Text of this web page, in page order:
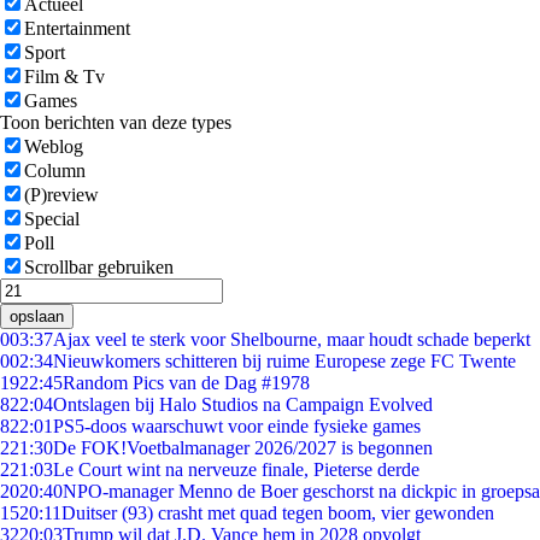
Actueel
Entertainment
Sport
Film & Tv
Games
Toon berichten van deze types
Weblog
Column
(P)review
Special
Poll
Scrollbar gebruiken
opslaan
003:37Ajax veel te sterk voor Shelbourne, maar houdt schade beperkt
002:34Nieuwkomers schitteren bij ruime Europese zege FC Twente
1922:45Random Pics van de Dag #1978
822:04Ontslagen bij Halo Studios na Campaign Evolved
822:01PS5-doos waarschuwt voor einde fysieke games
221:30De FOK!Voetbalmanager 2026/2027 is begonnen
221:03Le Court wint na nerveuze finale, Pieterse derde
2020:40NPO-manager Menno de Boer geschorst na dickpic in
1520:11Duitser (93) crasht met quad tegen boom, vier gewonden
3220:03Trump wil dat J.D. Vance hem in 2028 opvolgt